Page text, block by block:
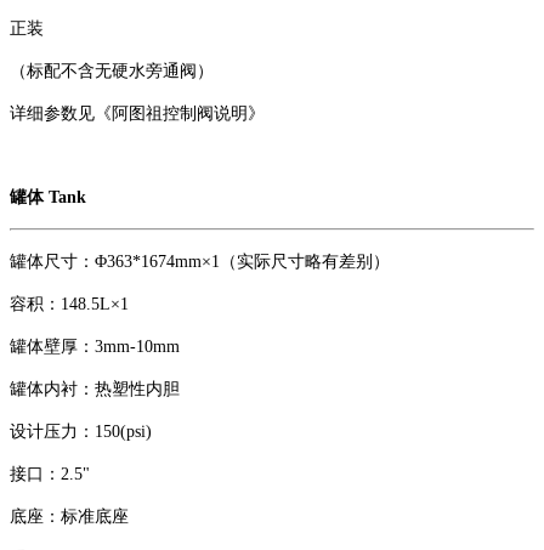
正装
（标配不含无硬水旁通阀）
详细参数见《阿图祖控制阀说明》
罐体 Tank
罐体尺寸：Φ363*1674mm×1（实际尺寸略有差别）
容积：148.5L×1
罐体壁厚：3mm-10mm
罐体内衬：热塑性内胆
设计压力：150(psi)
接口：2.5"
底座：标准底座